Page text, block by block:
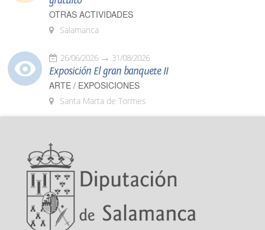
OTRAS ACTIVIDADES
Salamanca
26/06/2026 31/08/2026
Exposición El gran banquete II
ARTE / EXPOSICIONES
Santa Marta de Tormes